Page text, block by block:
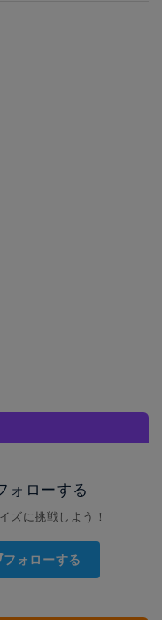
ォローする
ズに挑戦しよう！
フォローする